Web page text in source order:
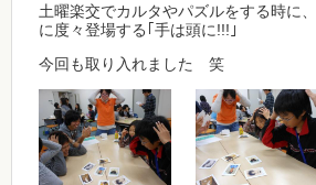
土曜楽交でカルタやパズルをする時に
に度々登場する｢手は頭に!!!｣
今回も取り入れました 笑